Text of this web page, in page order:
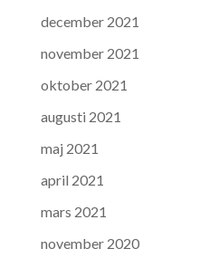
december 2021
november 2021
oktober 2021
augusti 2021
maj 2021
april 2021
mars 2021
november 2020